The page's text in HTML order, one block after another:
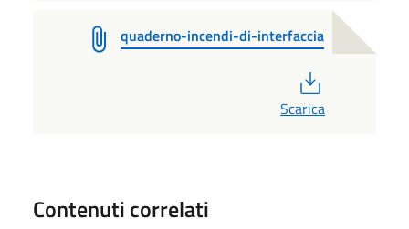
quaderno-incendi-di-interfaccia
Scarica
Contenuti correlati